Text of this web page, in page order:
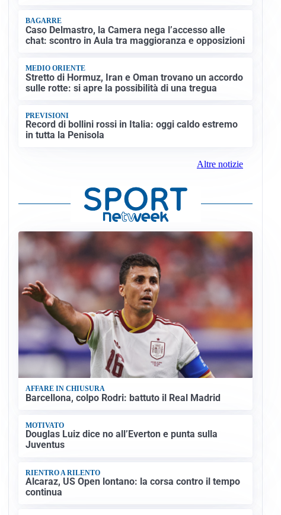
BAGARRE
Caso Delmastro, la Camera nega l’accesso alle
chat: scontro in Aula tra maggioranza e opposizioni
MEDIO ORIENTE
Stretto di Hormuz, Iran e Oman trovano un accordo
sulle rotte: si apre la possibilità di una tregua
PREVISIONI
Record di bollini rossi in Italia: oggi caldo estremo
in tutta la Penisola
Altre notizie
AFFARE IN CHIUSURA
Barcellona, colpo Rodri: battuto il Real Madrid
MOTIVATO
Douglas Luiz dice no all’Everton e punta sulla
Juventus
RIENTRO A RILENTO
Alcaraz, US Open lontano: la corsa contro il tempo
continua